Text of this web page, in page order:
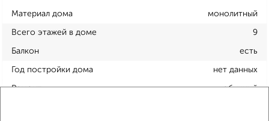
Материал дома монолитный
Всего этажей в доме 9
Балкон есть
Год постройки дома нет данных
Ремонт обычный